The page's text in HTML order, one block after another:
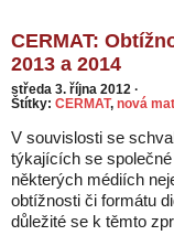
CERMAT:
2013 a 2014
středa 3. října 2012 ·
Štítky: CERMAT, nová
V souvislosti se
týkajících se
některých médiích
obtížnosti či formátu
důležité se k těmto